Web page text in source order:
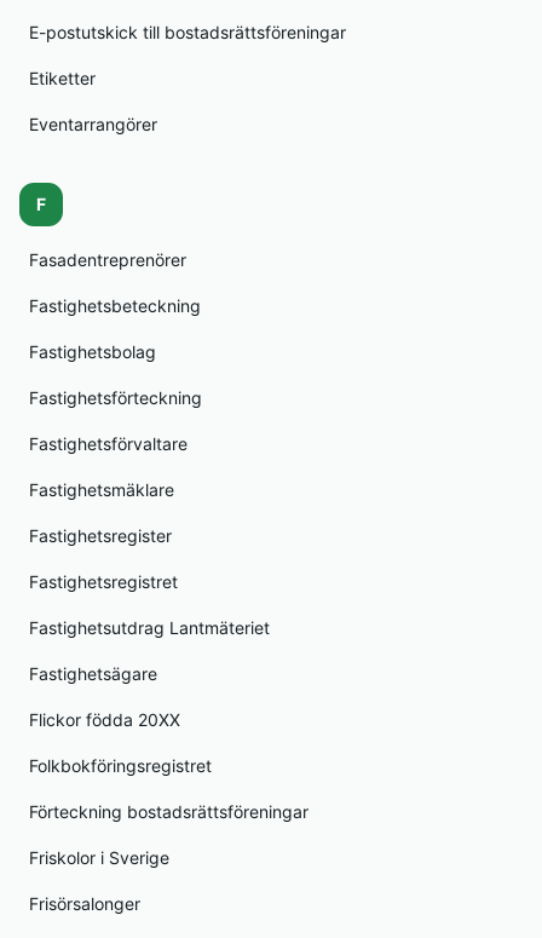
E-postutskick till bostadsrättsföreningar
Etiketter
Eventarrangörer
F
Fasadentreprenörer
Fastighetsbeteckning
Fastighetsbolag
Fastighetsförteckning
Fastighetsförvaltare
Fastighetsmäklare
Fastighetsregister
Fastighetsregistret
Fastighetsutdrag Lantmäteriet
Fastighetsägare
Flickor födda 20XX
Folkbokföringsregistret
Förteckning bostadsrättsföreningar
Friskolor i Sverige
Frisörsalonger